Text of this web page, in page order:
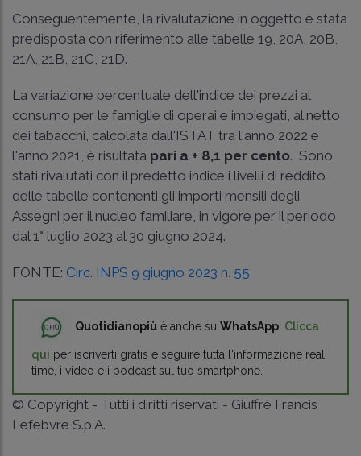
Conseguentemente, la rivalutazione in oggetto è stata
predisposta con riferimento alle tabelle 19, 20A, 20B,
21A, 21B, 21C, 21D.
La variazione percentuale dell'indice dei prezzi al
consumo per le famiglie di operai e impiegati, al netto
dei tabacchi, calcolata dall'ISTAT tra l'anno 2022 e
l'anno 2021, è risultata pari a + 8,1 per cento. Sono
stati rivalutati con il predetto indice i livelli di reddito
delle tabelle contenenti gli importi mensili degli
Assegni per il nucleo familiare, in vigore per il periodo
dal 1° luglio 2023 al 30 giugno 2024.
FONTE: Circ. INPS 9 giugno 2023 n. 55
Quotidianopiù è anche su WhatsApp! Clicca
qui per iscriverti gratis e seguire tutta l'informazione real
time, i video e i podcast sul tuo smartphone.
© Copyright - Tutti i diritti riservati - Giuffrè Francis
Lefebvre S.p.A.